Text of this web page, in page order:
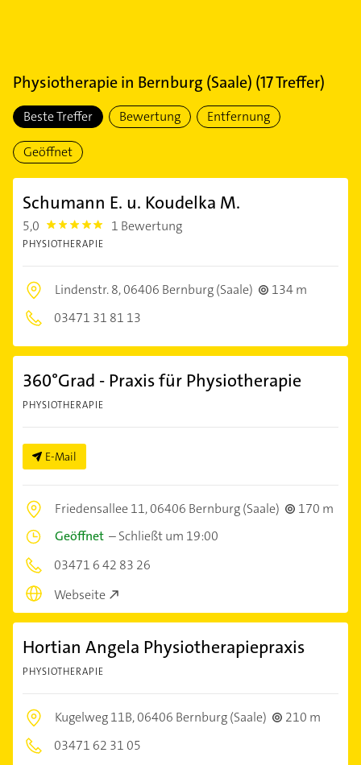
Physiotherapiein Bernburg (Saale) (17Treffer)
Beste Treffer Bewertung Entfernung
Geöffnet
Schumann E. u. Koudelka M.
5,0 5.0 1 Bewertung
PHYSIOTHERAPIE
Lindenstr. 8,06406 Bernburg (Saale)
134 m
03471 31 81 13
360°Grad - Praxis für Physiotherapie
PHYSIOTHERAPIE
E-Mail
Friedensallee 11,06406 Bernburg (Saale)
170 m
Geöffnet –Schließt um 19:00
03471 6 42 83 26
Webseite
Hortian Angela Physiotherapiepraxis
PHYSIOTHERAPIE
Kugelweg 11B,06406 Bernburg (Saale)
210 m
03471 62 31 05